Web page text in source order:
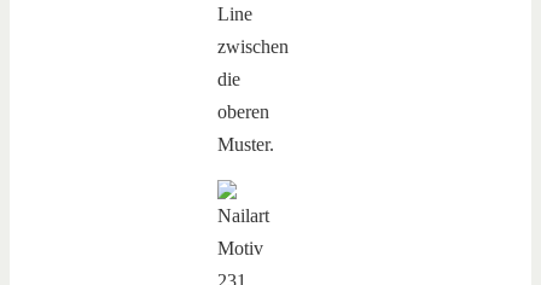
Line
zwischen
die
oberen
Muster.